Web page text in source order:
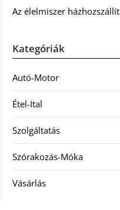
Az élelmiszer
Kategóriák
Autó-Motor
Étel-Ital
Szolgáltatás
Szórakozás-Móka
Vásárlás